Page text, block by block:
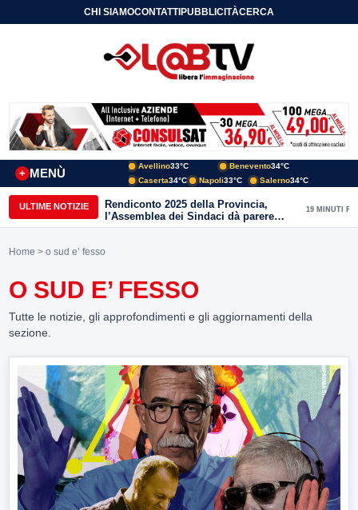
CHI SIAMOCONTATTIPUBBLICITÀCERCA
MENÙ
+
Avellino33°C Benevento34°C
Caserta34°C Napoli33°C Salerno34°C
ULTIME NOTIZIE
Rendiconto 2025 della Provincia,
l’Assemblea dei Sindaci dà parere
favorevole all’unanimità
19 MINUTI FA
Home > o sud e’ fesso
O SUD E’ FESSO
Tutte le notizie, gli approfondimenti e gli aggiornamenti della
sezione.